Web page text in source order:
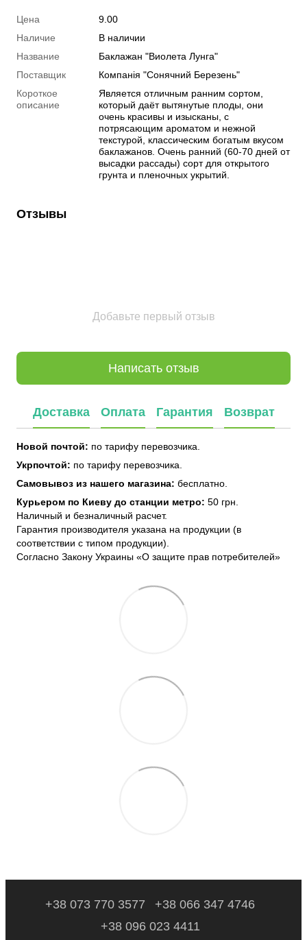
Цена
9.00
Наличие
В наличии
Название
Баклажан "Виолета Лунга"
Поставщик
Компанія "Сонячний Березень"
Короткое
описание
Является отличным ранним сортом,
который даёт вытянутые плоды, они
очень красивы и изысканы, с
потрясающим ароматом и нежной
текстурой, классическим богатым вкусом
баклажанов. Очень ранний (60-70 дней от
высадки рассады) сорт для открытого
грунта и пленочных укрытий.
Отзывы
Добавьте первый отзыв
Написать отзыв
Доставка Оплата Гарантия Возврат
Новой почтой: по тарифу перевозчика.
Укрпочтой: по тарифу перевозчика.
Самовывоз из нашего магазина: бесплатно.
Курьером по Киеву до станции метро: 50 грн.
Наличный и безналичный расчет.
Гарантия производителя указана на продукции (в
соответствии с типом продукции).
Согласно Закону Украины «О защите прав потребителей»
+38 073 770 3577
+38 066 347 4746
+38 096 023 4411